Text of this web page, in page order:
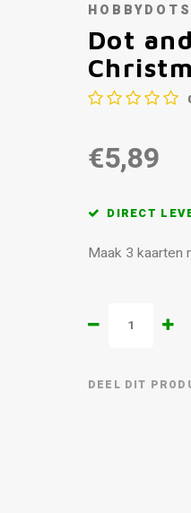
HOBBYDOTS
Dot
€5,89
DIRECT
Maak 3
DEEL DIT